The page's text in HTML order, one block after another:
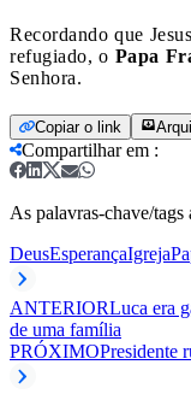
Recordando que
refugiado, o Papa
Senhora.
Copiar o link
Compartilhar em :
As palavras-chave/tags
DeusEsperançaIgreja
ANTERIORLuca era
de uma família
PRÓXIMOPresidente